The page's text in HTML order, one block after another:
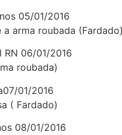
05/01/2016
arma roubada
RN 06/01/2016
roubada)
01/2016
( Fardado)
08/01/2016